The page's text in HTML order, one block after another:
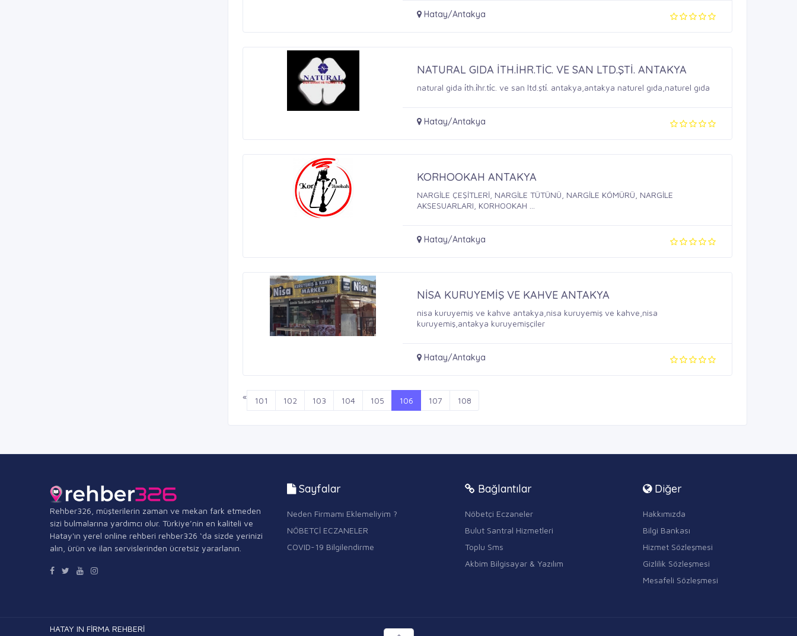
Hatay/Antakya
NATURAL GIDA İTH.İHR.TİC. VE SAN LTD.ŞTİ. ANTAKYA
natural gida i̇th.i̇hr.ti̇c. ve san ltd.şti̇. antakya,antakya naturel gıda,naturel gıda
Hatay/Antakya
KORHOOKAH ANTAKYA
NARGİLE ÇEŞİTLERİ, NARGİLE TÜTÜNÜ, NARGİLE KÖMÜRÜ, NARGİLE
AKSESUARLARI, KORHOOKAH ...
Hatay/Antakya
NİSA KURUYEMİŞ VE KAHVE ANTAKYA
nisa kuruyemiş ve kahve antakya,nisa kuruyemiş ve kahve,nisa
kuruyemiş,antakya kuruyemişçiler
Hatay/Antakya
« 101 102 103 104 105 106 107 108
Rehber326, müşterilerin zaman ve mekan fark etmeden
sizi bulmalarına yardımcı olur. Türkiye’nin en kaliteli ve
Hatay'ın yerel online rehberi rehber326 ‘da sizde yerinizi
alın, ürün ve ilan servislerinden ücretsiz yararlanın.
Sayfalar
Neden Firmamı Eklemeliyim ?
NÖBETÇİ ECZANELER
COVID-19 Bilgilendirme
Bağlantılar
Nöbetçi Eczaneler
Bulut Santral Hizmetleri
Toplu Sms
Akbim Bilgisayar & Yazılım
Diğer
Hakkımızda
Bilgi Bankası
Hizmet Sözleşmesi
Gizlilik Sözleşmesi
Mesafeli Sözleşmesi
HATAY IN FİRMA REHBERİ